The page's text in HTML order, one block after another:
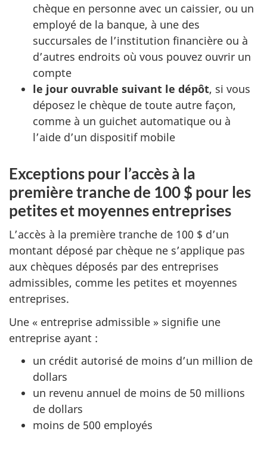
chèque en personne avec un caissier, ou un
employé de la banque, à une des
succursales de l’institution financière ou à
d’autres endroits où vous pouvez ouvrir un
compte
le jour ouvrable suivant le dépôt, si vous
déposez le chèque de toute autre façon,
comme à un guichet automatique ou à
l’aide d’un dispositif mobile
Exceptions pour l’accès à la
première tranche de 100 $ pour les
petites et moyennes entreprises
L’accès à la première tranche de 100 $ d’un
montant déposé par chèque ne s’applique pas
aux chèques déposés par des entreprises
admissibles, comme les petites et moyennes
entreprises.
Une « entreprise admissible » signifie une
entreprise ayant :
un crédit autorisé de moins d’un million de
dollars
un revenu annuel de moins de 50 millions
de dollars
moins de 500 employés